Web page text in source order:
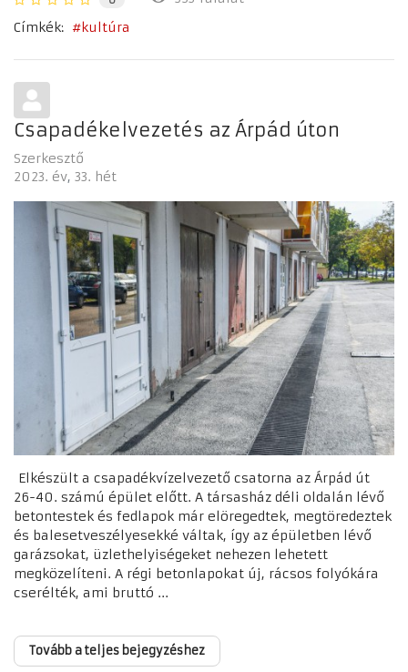
Címkék:
kultúra
Csapadékelvezetés az Árpád úton
Szerkesztő
2023. év 33. hét
Elkészült a csapadékvízelvezető csatorna az Árpád út
26-40. számú épület előtt. A társasház déli oldalán lévő
betontestek és fedlapok már elöregedtek, megtöredeztek
és balesetveszélyesekké váltak, így az épületben lévő
garázsokat, üzlethelyiségeket nehezen lehetett
megközelíteni. A régi betonlapokat új, rácsos folyókára
cserélték, ami bruttó ...
Tovább a teljes bejegyzéshez